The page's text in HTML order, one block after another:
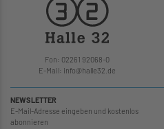
Fon: 02261 92068-0
E-Mail: info@halle32.de
NEWSLETTER
E-Mail-Adresse eingeben und kostenlos
abonnieren